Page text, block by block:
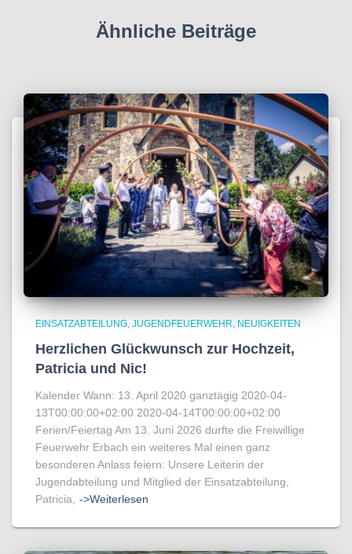
Ähnliche Beiträge
EINSATZABTEILUNG JUGENDFEUERWEHR NEUIGKEITEN
Herzlichen Glückwunsch zur Hochzeit,
Patricia und Nic!
Kalender Wann: 13. April 2020 ganztägig 2020-04-
13T00:00:00+02:00 2020-04-14T00:00:00+02:00
Ferien/Feiertag Am 13. Juni 2026 durfte die Freiwillige
Feuerwehr Erbach ein weiteres Mal einen ganz
besonderen Anlass feiern: Unsere Leiterin der
Jugendabteilung und Mitglied der Einsatzabteilung,
Patricia,
->Weiterlesen